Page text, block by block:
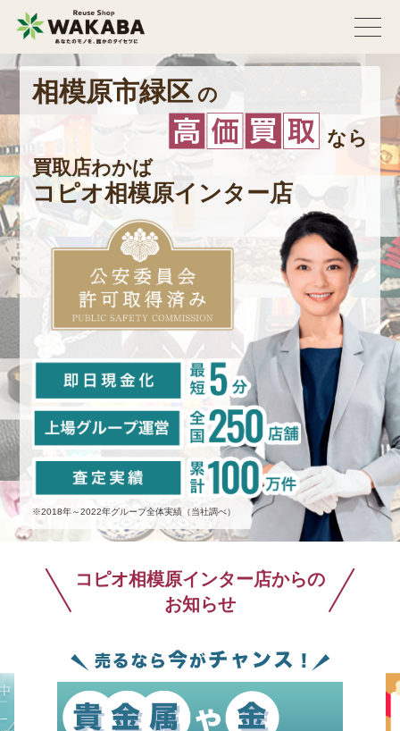
相模原市緑区 の
なら
買取店わかば
コピオ相模原インター店
※2018年～2022年グループ全体実績（当社調べ）
コピオ相模原インター店からの
お知らせ